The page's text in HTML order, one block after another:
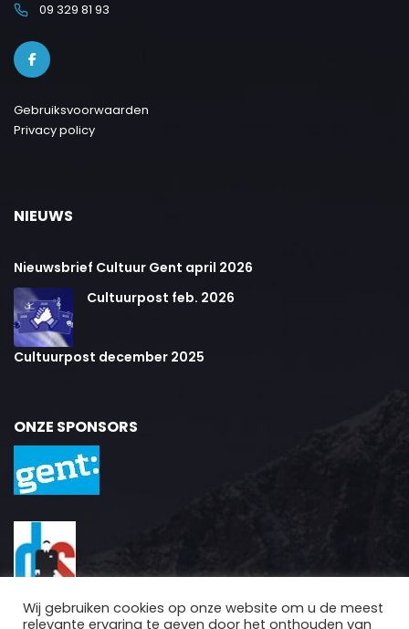
09 329 81 93
Gebruiksvoorwaarden
Privacy policy
NIEUWS
Nieuwsbrief Cultuur Gent april 2026
Cultuurpost feb. 2026
Cultuurpost december 2025
ONZE SPONSORS
Wij gebruiken cookies op onze website om u de meest
relevante ervaring te geven door het onthouden van